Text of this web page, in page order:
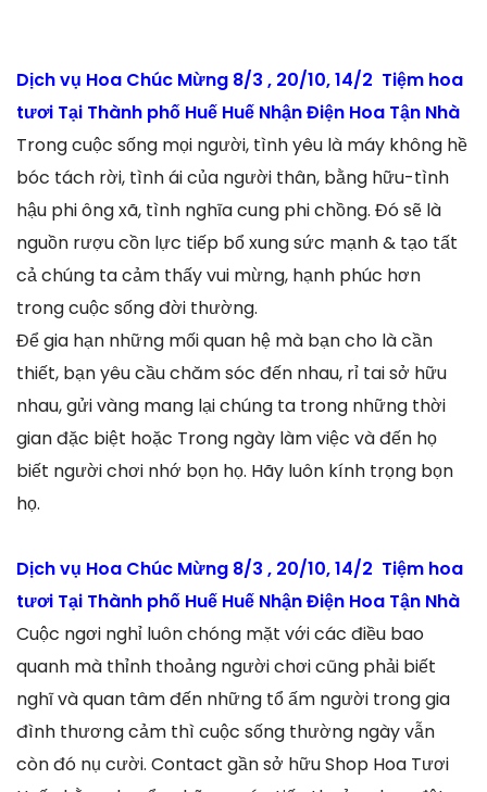
Dịch vụ Hoa Chúc Mừng 8/3 , 20/10, 14/2 Tiệm hoa
tươi Tại Thành phố Huế Huế Nhận Điện Hoa Tận Nhà
Trong cuộc sống mọi người, tình yêu là máy không hề
bóc tách rời, tình ái của người thân, bằng hữu-tình
hậu phi ông xã, tình nghĩa cung phi chồng. Đó sẽ là
nguồn rượu cồn lực tiếp bổ xung sức mạnh & tạo tất
cả chúng ta cảm thấy vui mừng, hạnh phúc hơn
trong cuộc sống đời thường.
Để gia hạn những mối quan hệ mà bạn cho là cần
thiết, bạn yêu cầu chăm sóc đến nhau, rỉ tai sở hữu
nhau, gửi vàng mang lại chúng ta trong những thời
gian đặc biệt hoặc Trong ngày làm việc và đến họ
biết người chơi nhớ bọn họ. Hãy luôn kính trọng bọn
họ.
Dịch vụ Hoa Chúc Mừng 8/3 , 20/10, 14/2 Tiệm hoa
tươi Tại Thành phố Huế Huế Nhận Điện Hoa Tận Nhà
Cuộc ngơi nghỉ luôn chóng mặt với các điều bao
quanh mà thỉnh thoảng người chơi cũng phải biết
nghĩ và quan tâm đến những tổ ấm người trong gia
đình thương cảm thì cuộc sống thường ngày vẫn
còn đó nụ cười. Contact gần sở hữu Shop Hoa Tươi